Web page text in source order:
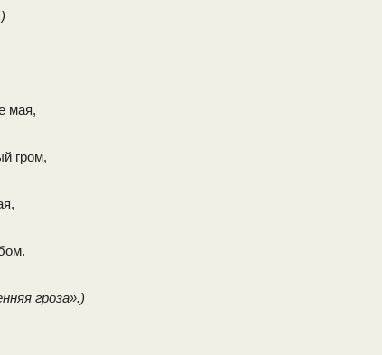
мая,
гром,
гроза».)